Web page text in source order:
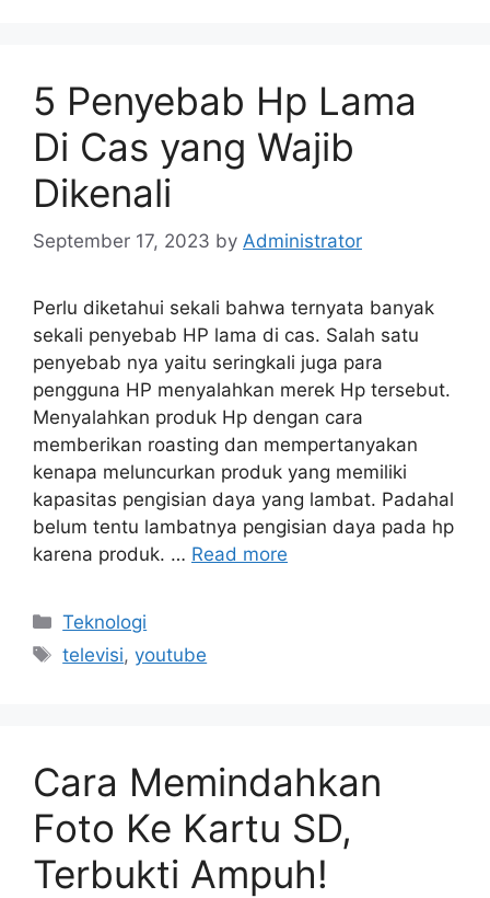
5 Penyebab Hp Lama
Di Cas yang Wajib
Dikenali
September 17, 2023 by Administrator
Perlu diketahui sekali bahwa ternyata banyak
sekali penyebab HP lama di cas. Salah satu
penyebab nya yaitu seringkali juga para
pengguna HP menyalahkan merek Hp tersebut.
Menyalahkan produk Hp dengan cara
memberikan roasting dan mempertanyakan
kenapa meluncurkan produk yang memiliki
kapasitas pengisian daya yang lambat. Padahal
belum tentu lambatnya pengisian daya pada hp
karena produk. … Read more
Categories
Teknologi
Tags
televisi,youtube
Cara Memindahkan
Foto Ke Kartu SD,
Terbukti Ampuh!